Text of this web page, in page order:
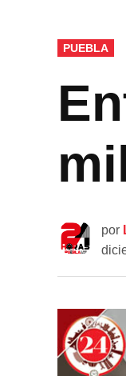
PUBLICADO
EN
PUEBLA
por